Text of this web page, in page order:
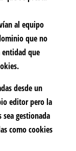
al equipo
que no
que
desde un
editor pero la
gestionada
como cookies